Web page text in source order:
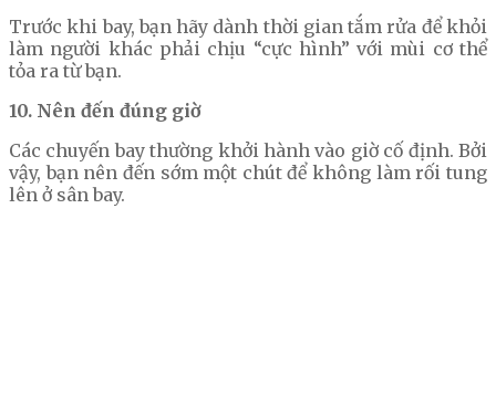
Trước khi bay, bạn hãy dành thời gian tắm rửa để khỏi
làm người khác phải chịu “cực hình” với mùi cơ thể
tỏa ra từ bạn.
10. Nên đến đúng giờ
Các chuyến bay thường khởi hành vào giờ cố định. Bởi
vậy, bạn nên đến sớm một chút để không làm rối tung
lên ở sân bay.